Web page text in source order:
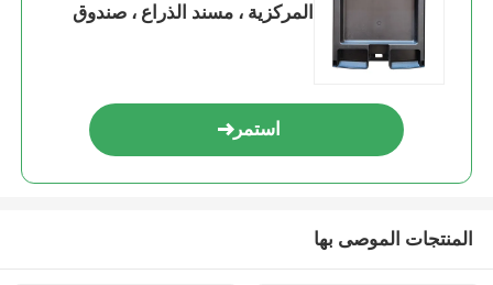
المركزية ، مسند الذراع ، صندوق
استمر
المنتجات الموصى بها